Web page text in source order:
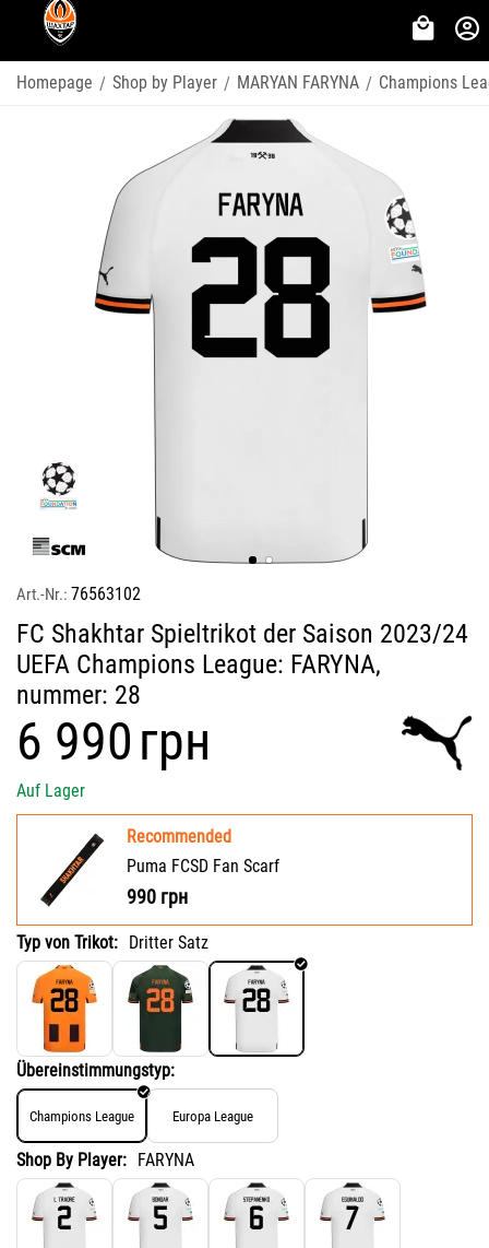
Homepage / Shop by Player / MARYAN FARYNA / Champions
Art.-Nr.: 76563102
FC Shakhtar Spieltrikot der Saison 2023/24
UEFA Champions League: FARYNA,
nummer: 28
‍6 990‍грн
Auf Lager
Recommended
Puma FCSD Fan Scarf
990 грн
Typ von Trikot: Dritter Satz
Übereinstimmungstyp:
Champions League Europa League
Shop By Player: FARYNA